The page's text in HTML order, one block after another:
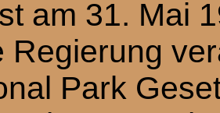
am 31. Mai
Regierung
Park